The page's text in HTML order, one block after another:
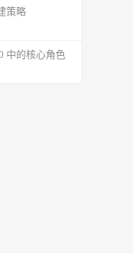
策略
中的核心角色